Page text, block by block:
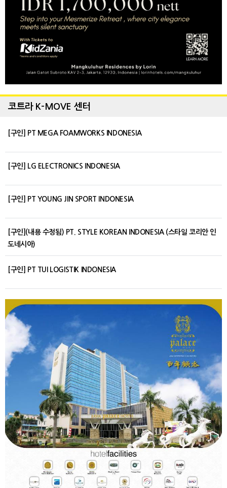
코트라 K-MOVE 센터
[구인] PT MEGA FOAMWORKS INDONESIA
[구인] LG ELECTRONICS INDONESIA
[구인] PT YOUNG JIN SPORT INDONESIA
[구인](내용 수정됨) PT. STYLE KOREAN INDONESIA (스타일 코리안 인
도네시아)
[구인] PT TUI LOGISTIK INDONESIA